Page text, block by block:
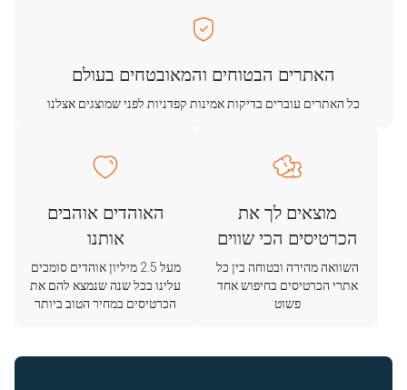
האתרים הבטוחים והמאובטחים בעולם
כל האתרים עוברים בדיקות אמינות קפדניות לפני שמוצגים אצלנו
מוצאים לך את
הכרטיסים הכי שווים
השוואה מהירה ובטוחה בין כל
אתרי הכרטיסים בחיפוש אחד
פשוט
האוהדים אוהבים
אותנו
מעל 2.5 מיליון אוהדים סומכים
עלינו בכל שנה שנמצא להם את
הכרטיסים במחיר הטוב ביותר